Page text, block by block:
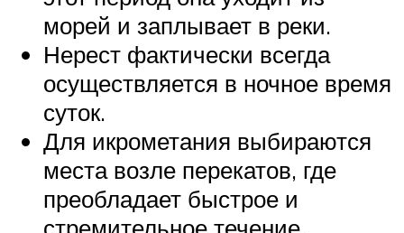
морей и заплывает в реки.
Нерест фактически всегда
осуществляется в ночное время
суток.
Для икрометания выбираются
места возле перекатов, где
преобладает быстрое и